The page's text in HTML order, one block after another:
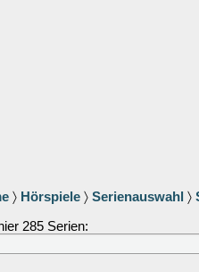
〉 Hörspiele 〉 Serienauswahl 〉
285 Serien: